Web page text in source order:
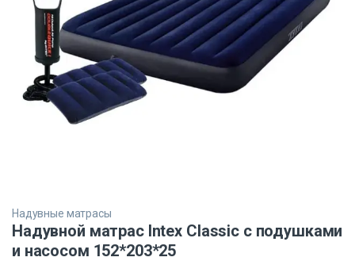
Надувные матрасы
Надувной матрас Intex Classic с подушками
и насосом 152*203*25